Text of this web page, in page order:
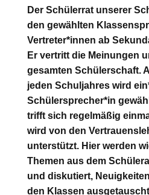
Der Schülerrat unserer
den gewählten
Vertreter*innen ab
Er vertritt die Meinungen
gesamten Schülerschaft.
jeden Schuljahres wird
Schülersprecher*in
trifft sich regelmäßig
wird von den
unterstützt. Hier werden
Themen aus dem
und diskutiert,
den Klassen